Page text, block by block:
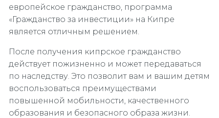
европейское гражданство, программа
«Гражданство за инвестиции» на Кипре
является отличным решением.
После получения кипрское гражданство
действует пожизненно и может передаваться
по наследству. Это позволит вам и вашим детям
воспользоваться преимуществами
повышенной мобильности, качественного
образования и безопасного образа жизни.